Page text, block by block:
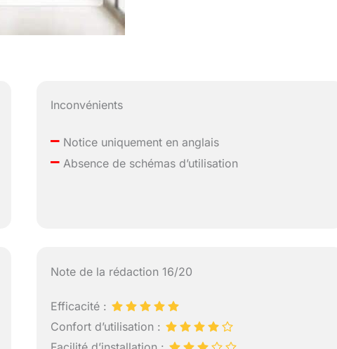
Inconvénients
– Notice uniquement en anglais
– Absence de schémas d’utilisation
Note de la rédaction 16/20
Efficacité :
Confort d’utilisation :